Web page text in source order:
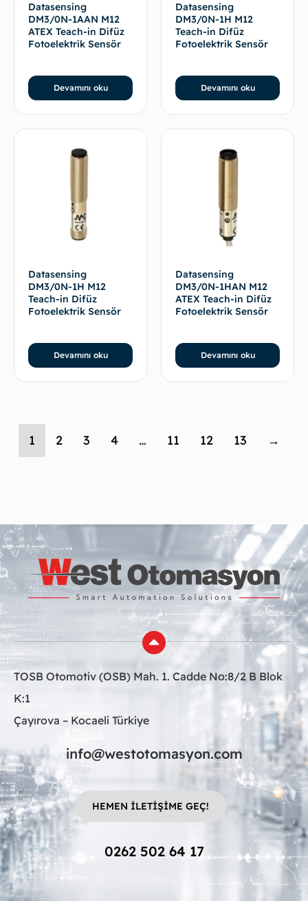
Datasensing
DM3/0N-1AAN M12
ATEX Teach-in Difüz
Fotoelektrik Sensör
Devamını oku
Datasensing
DM3/0N-1H M12
Teach-in Difüz
Fotoelektrik Sensör
Devamını oku
Datasensing
DM3/0N-1H M12
Teach-in Difüz
Fotoelektrik Sensör
Devamını oku
Datasensing
DM3/0N-1HAN M12
ATEX Teach-in Difüz
Fotoelektrik Sensör
Devamını oku
1 2 3 4 … 11 12 13 →
TOSB Otomotiv (OSB) Mah. 1. Cadde No:8/2 B Blok
K:1
Çayırova – Kocaeli Türkiye
info@westotomasyon.com
HEMEN İLETİŞİME GEÇ!
0262 502 64 17